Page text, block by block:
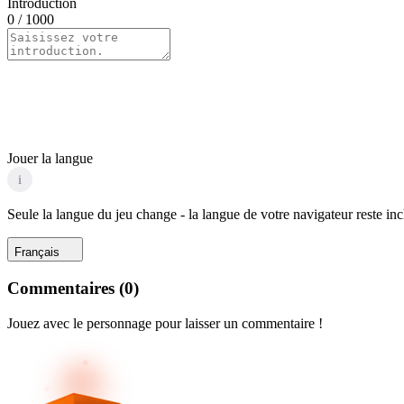
Introduction
0 / 1000
Jouer la langue
i
Seule la langue du jeu change - la langue de votre navigateur reste
Français
Commentaires (0)
Jouez avec le personnage pour laisser un commentaire !